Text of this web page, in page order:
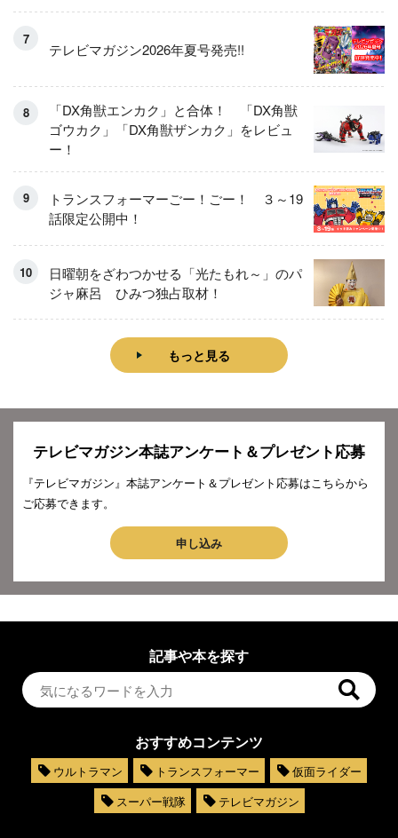
テレビマガジン2026年夏号発売!!
「DX角獣エンカク」と合体！ 「DX角獣
ゴウカク」「DX角獣ザンカク」をレビュ
ー！
トランスフォーマーごー！ごー！ ３～19
話限定公開中！
日曜朝をざわつかせる「光たもれ～」のパ
ジャ麻呂 ひみつ独占取材！
もっと見る
テレビマガジン本誌アンケート＆プレゼント応募
『テレビマガジン』本誌アンケート＆プレゼント応募はこちらから
ご応募できます。
申し込み
記事や本を探す
おすすめコンテンツ
ウルトラマン トランスフォーマー
仮面ライダー
スーパー戦隊
テレビマガジン